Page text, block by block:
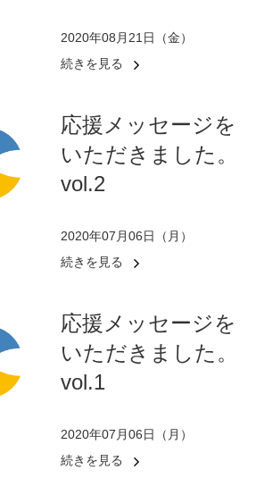
2020年08月21日（金）
続きを見る
応援メッセージを
いただきました。
vol.2
2020年07月06日（月）
続きを見る
応援メッセージを
いただきました。
vol.1
2020年07月06日（月）
続きを見る